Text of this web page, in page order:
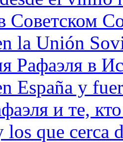
Советском
la Unión
Рафаэля в
España y
и те,
los que cerca